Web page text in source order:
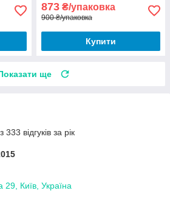
873 ₴/упаковка
900 ₴/упаковка
Купити
ще
відгуків за рік
Київ, Україна